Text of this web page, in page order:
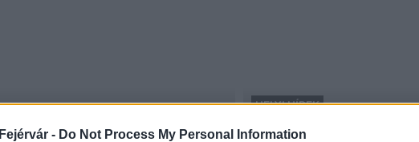
Fejérvár - Do Not Process My Personal Information
HELYI HÍREK
Székesfehérvár